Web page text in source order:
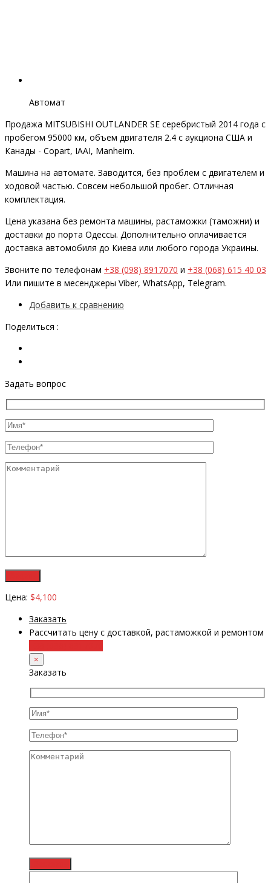
Автомат
Продажа MITSUBISHI OUTLANDER SE серебристый 2014 года с
пробегом 95000 км, объем двигателя 2.4 с аукциона США и
Канады - Copart, IAAI, Manheim.
Машина на автомате. Заводится, без проблем с двигателем и
ходовой частью. Совсем небольшой пробег. Отличная
комплектация.
Цена указана без ремонта машины, растаможки (таможни) и
доставки до порта Одессы. Дополнительно оплачивается
доставка автомобиля до Киева или любого города Украины.
Звоните по телефонам +38 (098) 8917070 и +38 (068) 615 40 03
Или пишите в месенджеры Viber, WhatsApp, Telegram.
Добавить к сравнению
Поделиться :
Задать вопрос
Цена: $4,100
Заказать
Рассчитать цену с доставкой, растаможкой и ремонтом
×
Заказать